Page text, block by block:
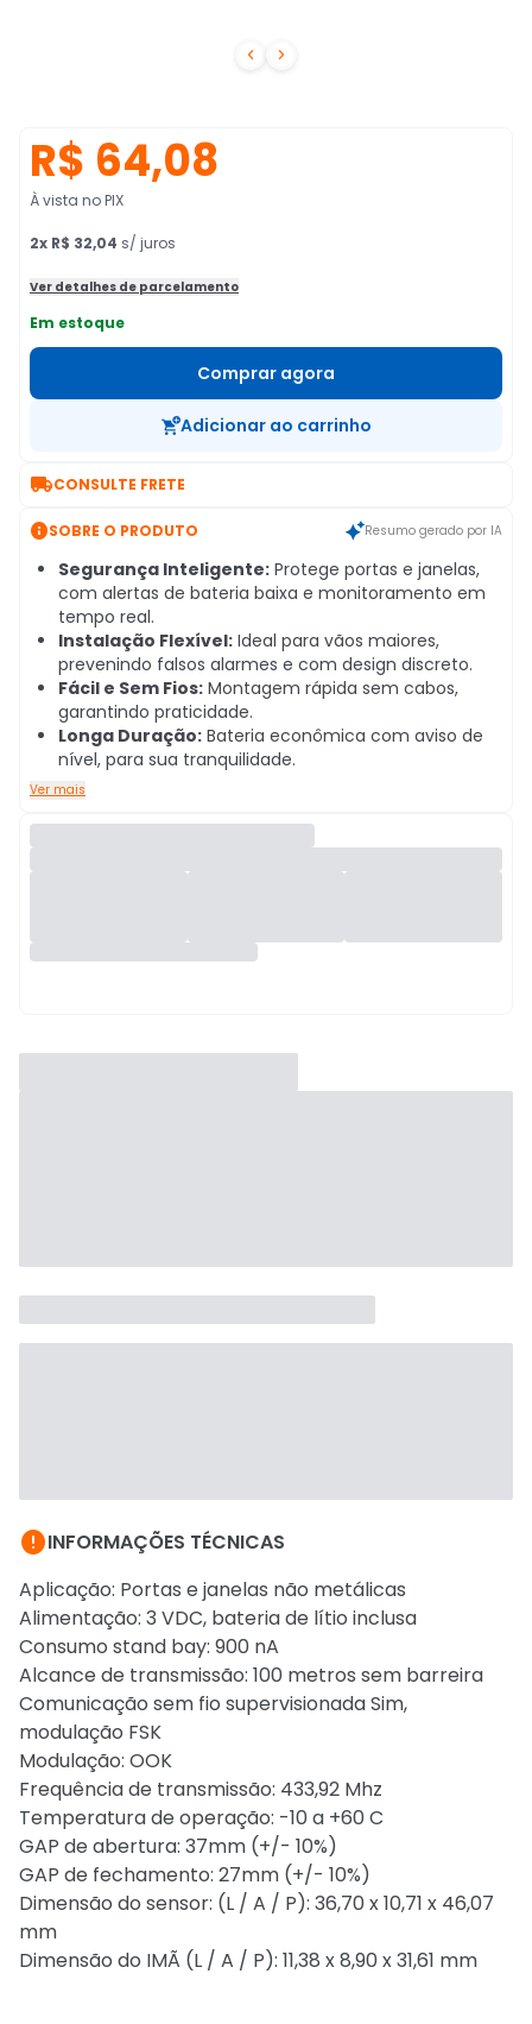
 
R$ 64,08
À vista no PIX
2x R$ 32,04 s/ juros
Ver detalhes de parcelamento
Em estoque
Comprar agora
Adicionar ao carrinho
CONSULTE FRETE
SOBRE O PRODUTO Resumo gerado por IA
Segurança Inteligente: Protege portas e janelas,
com alertas de bateria baixa e monitoramento em
tempo real.
Instalação Flexível: Ideal para vãos maiores,
prevenindo falsos alarmes e com design discreto.
Fácil e Sem Fios: Montagem rápida sem cabos,
garantindo praticidade.
Longa Duração: Bateria econômica com aviso de
nível, para sua tranquilidade.
Ver mais
INFORMAÇÕES TÉCNICAS
Aplicação: Portas e janelas não metálicas
Alimentação: 3 VDC, bateria de lítio inclusa
Consumo stand bay: 900 nA
Alcance de transmissão: 100 metros sem barreira
Comunicação sem fio supervisionada Sim,
modulação FSK
Modulação: OOK
Frequência de transmissão: 433,92 Mhz
Temperatura de operação: -10 a +60 C
GAP de abertura: 37mm (+/- 10%)
GAP de fechamento: 27mm (+/- 10%)
Dimensão do sensor: (L / A / P): 36,70 x 10,71 x 46,07
mm
Dimensão do IMÃ (L / A / P): 11,38 x 8,90 x 31,61 mm